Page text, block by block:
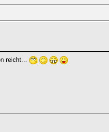
reicht...